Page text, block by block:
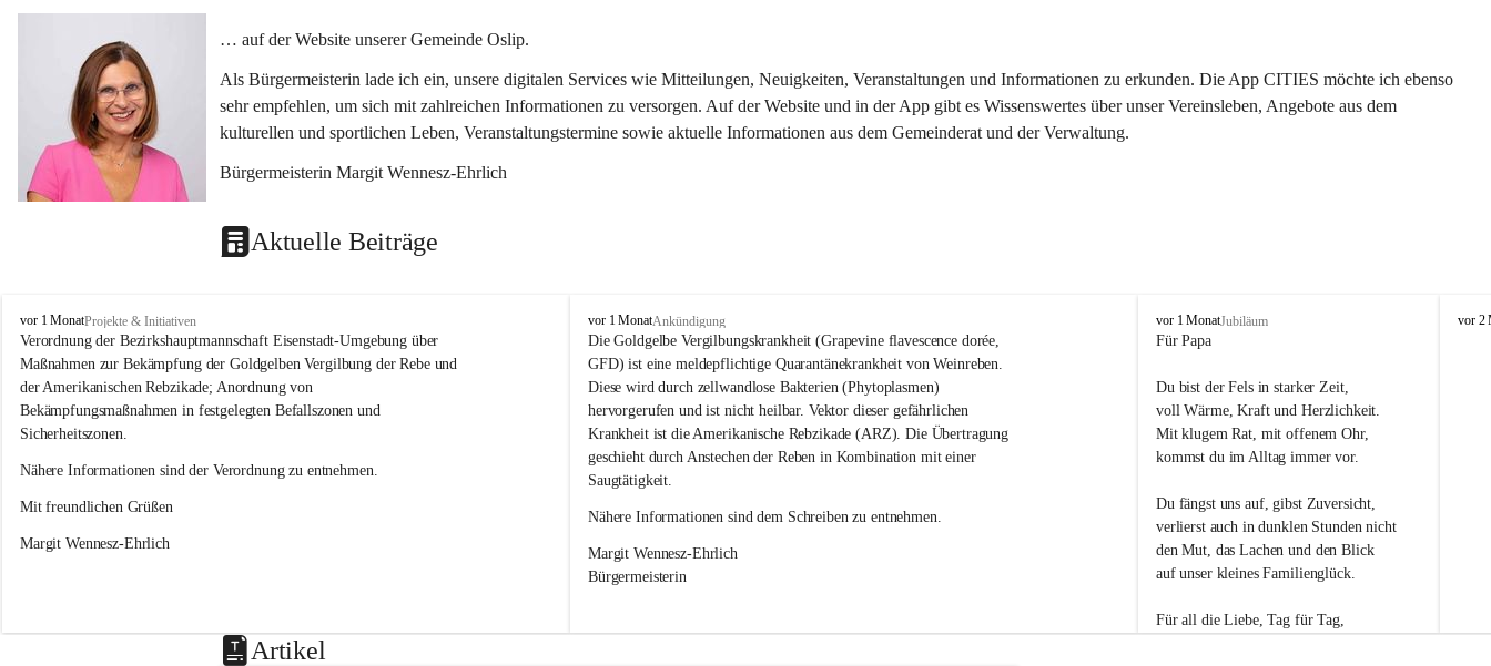
… auf der Website unserer Gemeinde Oslip.
Als Bürgermeisterin lade ich ein, unsere digitalen Services wie Mitteilungen, Neuigkeiten, Veranstaltungen und Informationen zu erkunden. Die App CITIES möchte ich ebenso
sehr empfehlen, um sich mit zahlreichen Informationen zu versorgen. Auf der Website und in der App gibt es Wissenswertes über unser Vereinsleben, Angebote aus dem
kulturellen und sportlichen Leben, Veranstaltungstermine sowie aktuelle Informationen aus dem Gemeinderat und der Verwaltung.
Bürgermeisterin Margit Wennesz-Ehrlich
Aktuelle Beiträge
O
s
l
i
p
vor 1 MonatProjekte & Initiativen
Verordnung der Bezirkshauptmannschaft Eisenstadt-Umgebung über
Maßnahmen zur Bekämpfung der Goldgelben Vergilbung der Rebe und
der Amerikanischen Rebzikade; Anordnung von
Bekämpfungsmaßnahmen in festgelegten Befallszonen und
Sicherheitszonen.
Nähere Informationen sind der Verordnung zu entnehmen.
Mit freundlichen Grüßen
Margit Wennesz-Ehrlich
O
s
l
i
p
vor 1 MonatAnkündigung
Die Goldgelbe Vergilbungskrankheit (Grapevine flavescence dorée,
GFD) ist eine meldepflichtige Quarantänekrankheit von Weinreben.
Diese wird durch zellwandlose Bakterien (Phytoplasmen)
hervorgerufen und ist nicht heilbar. Vektor dieser gefährlichen
Krankheit ist die Amerikanische Rebzikade (ARZ). Die Übertragung
geschieht durch Anstechen der Reben in Kombination mit einer
Saugtätigkeit.
Nähere Informationen sind dem Schreiben zu entnehmen.
Margit Wennesz-Ehrlich
Bürgermeisterin
O
s
i
vor 1 MonatJubiläum
Für Papa
Du bist der Fels in starker Zeit,
voll Wärme, Kraft und Herzlichkeit.
Mit klugem Rat, mit offenem Ohr,
kommst du im Alltag immer vor.
Du fängst uns auf, gibst Zuversicht,
verlierst auch in dunklen Stunden nicht
den Mut, das Lachen und den Blick
auf unser kleines Familienglück.
Für all die Liebe, Tag für Tag,
O
vor 2
Artikel